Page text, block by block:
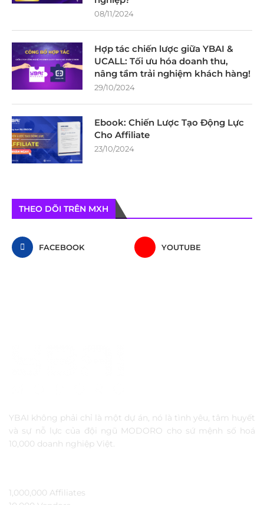
08/11/2024
Hợp tác chiến lược giữa YBAI &
UCALL: Tối ưu hóa doanh thu,
nâng tầm trải nghiệm khách hàng!
29/10/2024
Ebook: Chiến Lược Tạo Động Lực
Cho Affiliate
23/10/2024
THEO DÕI TRÊN MXH
FACEBOOK YOUTUBE
YBAI không phải chỉ là một dự án, nó là tình yêu, tâm huyết
và sự nỗ lực của đội ngũ MODORO cho sứ mệnh số hoá
10,000 doanh nghiệp Việt.
1,000,000 Affiliates​